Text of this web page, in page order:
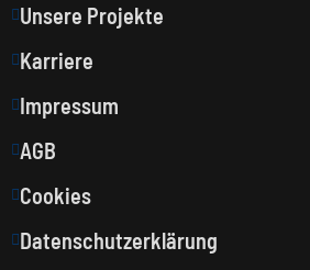
Unsere Projekte
Karriere
Impressum
AGB
Cookies
Datenschutzerklärung